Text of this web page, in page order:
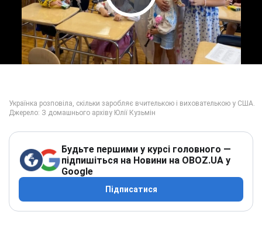
Play Video
Будьте першими у курсі головного —
підпишіться на Новини на OBOZ.UA у
Google
Підписатися